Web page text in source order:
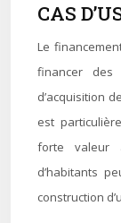
CAS
Le
financer des
d’acquisition
est
forte valeur
d’habitants
construction